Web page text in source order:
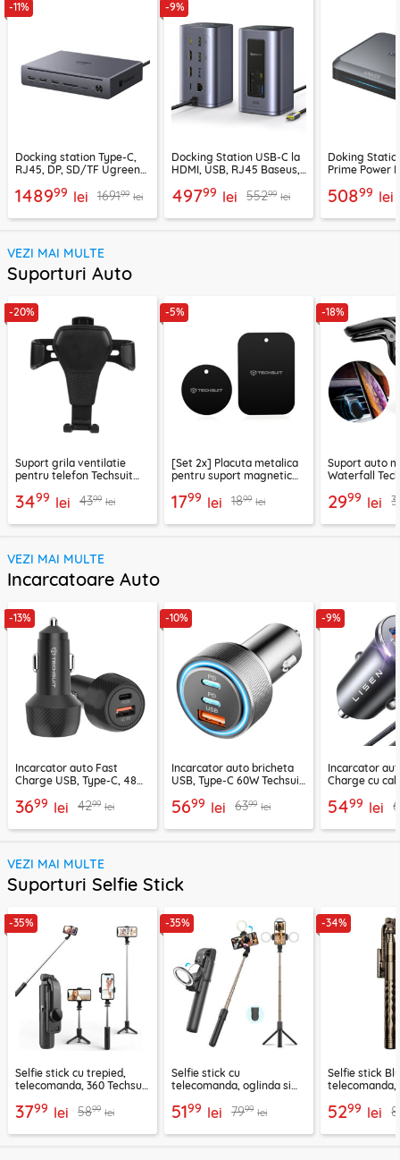
-11%
Docking station Type-C,
RJ45, DP, SD/TF Ugreen
148999 lei 169199 lei
-9%
Docking Station USB-C la
HDMI, USB, RJ45 Baseus,
49799 lei 55299 lei
Doking
Prime Power
negru
50899 lei
VEZI MAI MULTE
Suporturi Auto
-20%
Suport grila ventilatie
pentru telefon Techsuit
3499 lei 4399 lei
-5%
[Set 2x] Placuta metalica
pentru suport magnetic
negru
1799 lei 1899 lei
-18%
Suport auto
Waterfall
2999 lei
VEZI MAI MULTE
Incarcatoare Auto
-13%
Incarcator auto Fast
Charge USB, Type-C, 48W
3699 lei 4299 lei
-10%
Incarcator auto bricheta
USB, Type-C 60W Techsuit
5699 lei 6399 lei
-9%
Incarcator
Charge cu
5499 lei
VEZI MAI MULTE
Suporturi Selfie Stick
-35%
Selfie stick cu trepied,
telecomanda, 360 Techsuit
3799 lei 5899 lei
-35%
Selfie stick cu
telecomanda, oglinda si
5199 lei 7999 lei
-34%
Selfie stick
telecomanda,
5299 lei